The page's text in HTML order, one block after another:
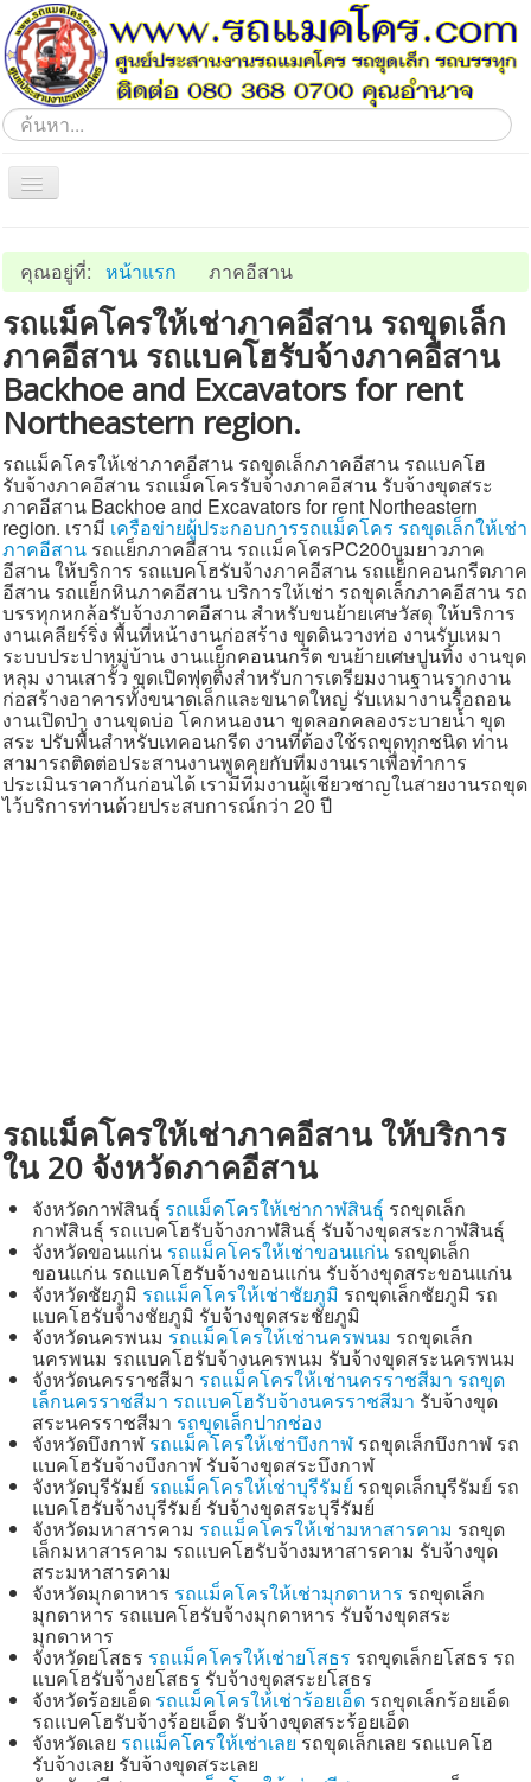
ค้นหา...
Toggle
Navigation
ภาคอีสาน
ภาคตะวันออก
ภาคกลาง
ภาคเหนือ
ภาคตะวันตก
ภาคใต้
ประชาสัมพันธ์
แผนผังเว็บไซต์
ค้นหา
ติดต่อเรา
สายด่วน
คุณอยู่ที่: หน้าแรก ภาคอีสาน
รถแม็คโครให้เช่าภาคอีสาน รถขุดเล็ก
ภาคอีสาน รถแบคโฮรับจ้างภาคอีสาน
Backhoe and Excavators for rent
Northeastern region.
รถแม็คโครให้เช่าภาคอีสาน รถขุดเล็กภาคอีสาน รถแบคโฮ
รับจ้างภาคอีสาน รถแม็คโครรับจ้างภาคอีสาน รับจ้างขุดสระ
ภาคอีสาน Backhoe and Excavators for rent Northeastern
region. เรามี เครือข่ายผู้ประกอบการรถแม็คโคร รถขุดเล็กให้เช่า
ภาคอีสาน รถแย็กภาคอีสาน รถแม็คโครPC200บูมยาวภาค
อีสาน ให้บริการ รถแบคโฮรับจ้างภาคอีสาน รถแย็กคอนกรีตภาค
อีสาน รถแย็กหินภาคอีสาน บริการให้เช่า รถขุดเล็กภาคอีสาน รถ
บรรทุกหกล้อรับจ้างภาคอีสาน สำหรับขนย้ายเศษวัสดุ ให้บริการ
งานเคลียร์ริ่ง พื้นที่หน้างานก่อสร้าง ขุดดินวางท่อ งานรับเหมา
ระบบประปาหมู่บ้าน งานแย็กคอนนกรีต ขนย้ายเศษปูนทิ้ง งานขุด
หลุม งานเสารั้ว ขุดเปิดฟุตติ้งสำหรับการเตรียมงานฐานรากงาน
ก่อสร้างอาคารทั้งขนาดเล็กและขนาดใหญ่ รับเหมางานรื้อถอน
งานเปิดป่า งานขุดบ่อ โคกหนองนา ขุดลอกคลองระบายน้ำ ขุด
สระ ปรับพื้นสำหรับเทคอนกรีต งานที่ต้องใช้รถขุดทุกชนิด ท่าน
สามารถติดต่อประสานงานพูดคุยกับทีมงานเราเพื่อทำการ
ประเมินราคากันก่อนได้ เรามีทีมงานผู้เชียวชาญในสายงานรถขุด
ไว้บริการท่านด้วยประสบการณ์กว่า 20 ปี
รถแม็คโครให้เช่าภาคอีสาน ให้บริการ
ใน 20 จังหวัดภาคอีสาน
จังหวัดกาฬสินธุ์ รถแม็คโครให้เช่ากาฬสินธุ์ รถขุดเล็ก
กาฬสินธุ์ รถแบคโฮรับจ้างกาฬสินธุ์ รับจ้างขุดสระกาฬสินธุ์
จังหวัดขอนแก่น รถแม็คโครให้เช่าขอนแก่น รถขุดเล็ก
ขอนแก่น รถแบคโฮรับจ้างขอนแก่น รับจ้างขุดสระขอนแก่น
จังหวัดชัยภูมิ รถแม็คโครให้เช่าชัยภูมิ รถขุดเล็กชัยภูมิ รถ
แบคโฮรับจ้างชัยภูมิ รับจ้างขุดสระชัยภูมิ
จังหวัดนครพนม รถแม็คโครให้เช่านครพนม รถขุดเล็ก
นครพนม รถแบคโฮรับจ้างนครพนม รับจ้างขุดสระนครพนม
จังหวัดนครราชสีมา รถแม็คโครให้เช่านครราชสีมา รถขุด
เล็กนครราชสีมา รถแบคโฮรับจ้างนครราชสีมา รับจ้างขุด
สระนครราชสีมา รถขุดเล็กปากช่อง
จังหวัดบึงกาฬรถแม็คโครให้เช่าบึงกาฬรถขุดเล็กบึงกาฬ รถ
แบคโฮรับจ้างบึงกาฬ รับจ้างขุดสระบึงกาฬ
จังหวัดบุรีรัมย์ รถแม็คโครให้เช่าบุรีรัมย์ รถขุดเล็กบุรีรัมย์ รถ
แบคโฮรับจ้างบุรีรัมย์ รับจ้างขุดสระบุรีรัมย์
จังหวัดมหาสารคาม รถแม็คโครให้เช่ามหาสารคาม รถขุด
เล็กมหาสารคาม รถแบคโฮรับจ้างมหาสารคาม รับจ้างขุด
สระมหาสารคาม
จังหวัดมุกดาหาร รถแม็คโครให้เช่ามุกดาหาร รถขุดเล็ก
มุกดาหาร รถแบคโฮรับจ้างมุกดาหาร รับจ้างขุดสระ
มุกดาหาร
จังหวัดยโสธร รถแม็คโครให้เช่ายโสธร รถขุดเล็กยโสธร รถ
แบคโฮรับจ้างยโสธร รับจ้างขุดสระยโสธร
จังหวัดร้อยเอ็ด รถแม็คโครให้เช่าร้อยเอ็ด รถขุดเล็กร้อยเอ็ด
รถแบคโฮรับจ้างร้อยเอ็ด รับจ้างขุดสระร้อยเอ็ด
จังหวัดเลย รถแม็คโครให้เช่าเลยรถขุดเล็กเลย รถแบคโฮ
รับจ้างเลย รับจ้างขุดสระเลย